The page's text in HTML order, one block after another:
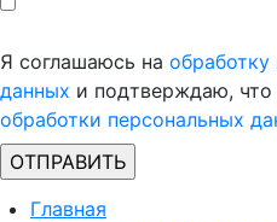
Я соглашаюсь на
данных и подтверждаю, что
обработки персональных
Главная